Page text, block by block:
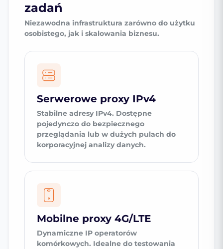
zadań
Niezawodna infrastruktura zarówno do użytku
osobistego, jak i skalowania biznesu.
Serwerowe proxy IPv4
Stabilne adresy IPv4. Dostępne
pojedynczo do bezpiecznego
przeglądania lub w dużych pulach do
korporacyjnej analizy danych.
Mobilne proxy 4G/LTE
Dynamiczne IP operatorów
komórkowych. Idealne do testowania